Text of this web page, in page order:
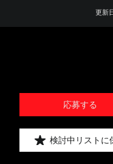
更新
応募する
検討中リストに